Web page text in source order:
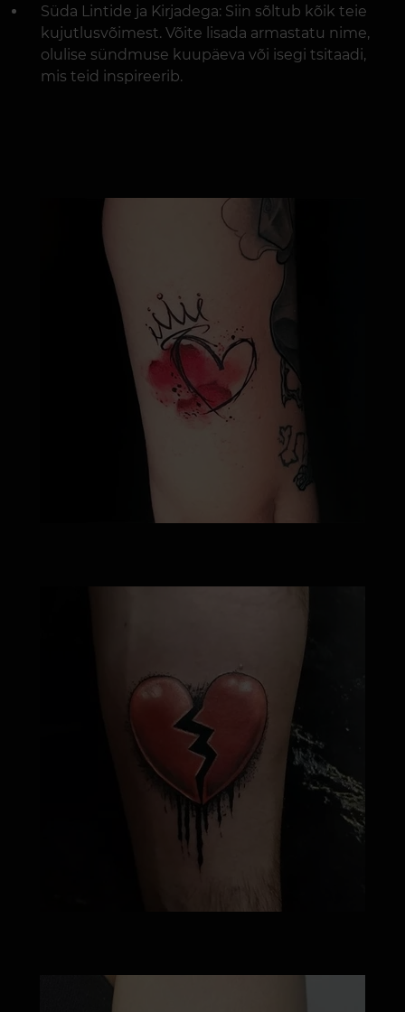
Süda Lintide ja Kirjadega: Siin sõltub kõik teie
kujutlusvõimest. Võite lisada armastatu nime,
olulise sündmuse kuupäeva või isegi tsitaadi,
mis teid inspireerib.